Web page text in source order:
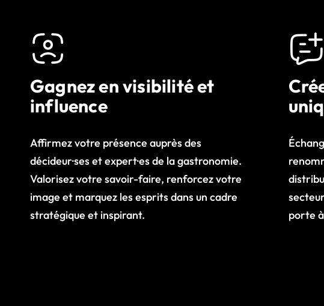
Gagnez en visibilité et
influence
Affirmez votre présence auprès des
décideur·ses et expert·es de la gastronomie.
Valorisez votre savoir-faire, renforcez votre
image et marquez les esprits dans un cadre
stratégique et inspirant.
porte